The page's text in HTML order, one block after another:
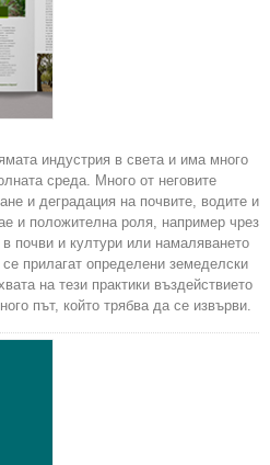
индустрия в света и има много
среда. Много от неговите
и деградация на почвите, водите и
и положителна роля, например чрез
почви и култури или намаляването
прилагат определени земеделски
на тези практики въздействието
път, който трябва да се извърви.